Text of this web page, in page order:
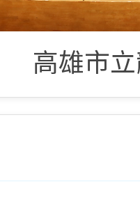
高雄市